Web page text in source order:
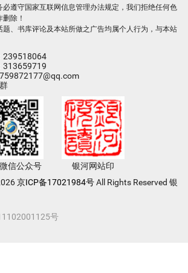
遵守国家互联网信息管理办法规定，我们拒绝任何色
除！
、书库评论及本站所做之广告均属个人行为，与本站
239518064
313659719
信公众号
银河网站印
京ICP备17021984号All Rights Reserved 银
号